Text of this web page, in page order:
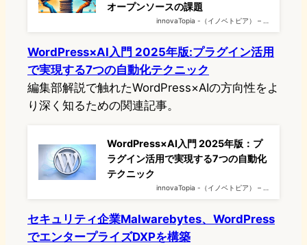
オープンソースの課題
innovaTopia -（イノベトピア） – …
WordPress×AI入門 2025年版:プラグイン活用
で実現する7つの自動化テクニック
編集部解説で触れたWordPress×AIの方向性をよ
り深く知るための関連記事。
WordPress×AI入門 2025年版：プ
ラグイン活用で実現する7つの自動化
テクニック
innovaTopia -（イノベトピア） – …
セキュリティ企業Malwarebytes、WordPress
でエンタープライズDXPを構築